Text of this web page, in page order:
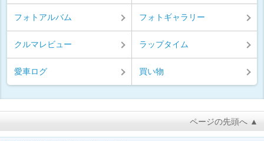
フォトアルバム フォトギャラリー
クルマレビュー ラップタイム
愛車ログ 買い物
ページの先頭へ ▲